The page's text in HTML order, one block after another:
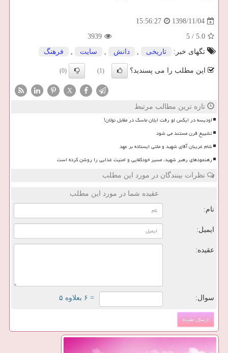
1398/11/04
15:56:27
5.0
/
5
3939
تگهای خبر:
تاریخی , دانش , سایت , فرهنگ
این مطلب را می پسندید؟ (1)
(0)
X
تازه ترین مطالب مرتبط
اودیسه در ایکس لو رفت ایلان ماسک در مقابل نولان!
تشییع قرن مستند می شود
شام غریبان آقای شهید و ملتی ایستاده بر عهد
رهنمودهای رهبر شهید، مسیر خودکفایی و امنیت غذایی را روشن کرده است
نظرات بینندگان در مورد این مطلب
عقیده شما در مورد این مطلب
نام:
ایمیل:
عقیده:
سوال: = ۶ بعلاوه ۵